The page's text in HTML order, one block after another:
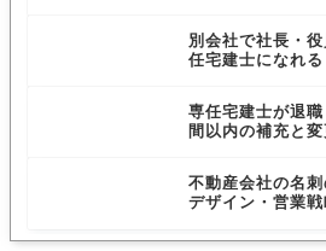
別会社で社長・
任宅建士になれる
専任宅建士が退
間以内の補充と
不動産会社の名
デザイン・営業